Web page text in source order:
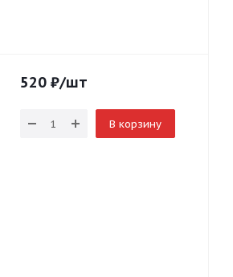
520 ₽/шт
В корзину